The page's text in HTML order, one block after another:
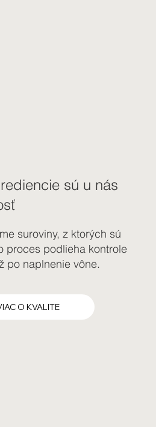
sú u nás
suroviny, z ktorých sú
proces podlieha kontrole
po naplnenie vône.
O KVALITE